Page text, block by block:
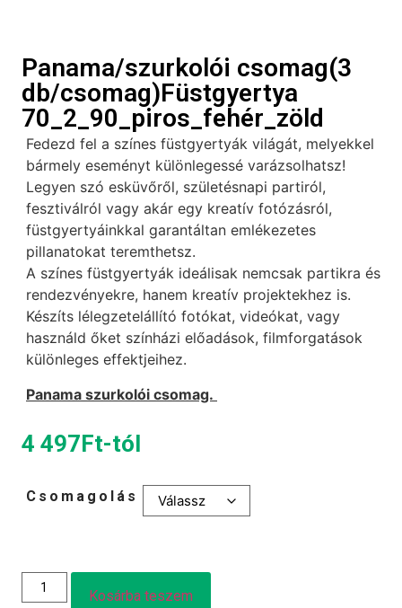
Panama/szurkolói csomag(3
db/csomag)Füstgyertya
70_2_90_piros_fehér_zöld
Fedezd fel a színes füstgyertyák világát, melyekkel
bármely eseményt különlegessé varázsolhatsz!
Legyen szó esküvőről, születésnapi partiról,
fesztiválról vagy akár egy kreatív fotózásról,
füstgyertyáinkkal garantáltan emlékezetes
pillanatokat teremthetsz.
A színes füstgyertyák ideálisak nemcsak partikra és
rendezvényekre, hanem kreatív projektekhez is.
Készíts lélegzetelállító fotókat, videókat, vagy
használd őket színházi előadások, filmforgatások
különleges effektjeihez.
Panama szurkolói csomag.
4 497Ft-tól
Csomagolás
Kosárba teszem